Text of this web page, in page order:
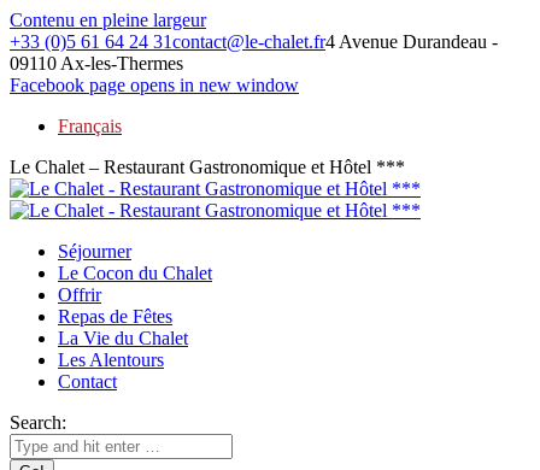
Contenu en pleine largeur
+33 (0)5 61 64 24 31contact@le-chalet.fr4 Avenue Durandeau -
09110 Ax-les-Thermes
Facebook page opens in new window
Français
Le Chalet – Restaurant Gastronomique et Hôtel ***
Séjourner
Le Cocon du Chalet
Offrir
Repas de Fêtes
La Vie du Chalet
Les Alentours
Contact
Search: